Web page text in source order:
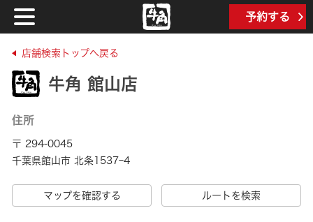
予約する
店舗検索トップへ戻る
牛角 館山店
住所
〒 294-0045
千葉県館山市 北条1537ｰ4
マップを確認する ルートを検索